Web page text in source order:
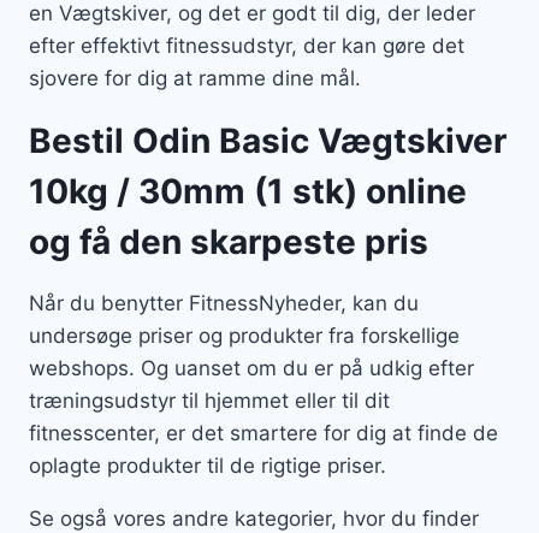
en Vægtskiver, og det er godt til dig, der leder
efter effektivt fitnessudstyr, der kan gøre det
sjovere for dig at ramme dine mål.
Bestil Odin Basic Vægtskiver
10kg / 30mm (1 stk) online
og få den skarpeste pris
Når du benytter FitnessNyheder, kan du
undersøge priser og produkter fra forskellige
webshops. Og uanset om du er på udkig efter
træningsudstyr til hjemmet eller til dit
fitnesscenter, er det smartere for dig at finde de
oplagte produkter til de rigtige priser.
Se også vores andre kategorier, hvor du finder